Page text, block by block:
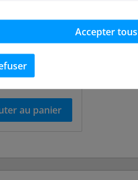
:
frais de
au panier
Accepter